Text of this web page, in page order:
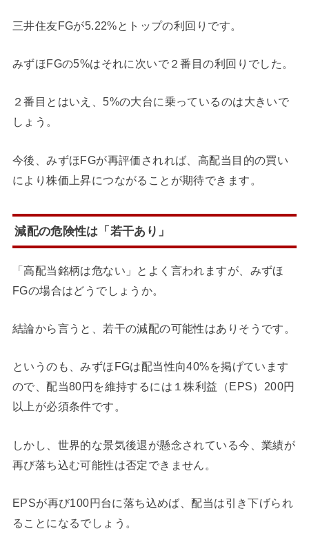
三井住友FGが5.22%とトップの利回りです。
みずほFGの5%はそれに次いで２番目の利回りでした。
２番目とはいえ、5%の大台に乗っているのは大きいで
しょう。
今後、みずほFGが再評価されれば、高配当目的の買い
により株価上昇につながることが期待できます。
減配の危険性は「若干あり」
「高配当銘柄は危ない」とよく言われますが、みずほ
FGの場合はどうでしょうか。
結論から言うと、若干の減配の可能性はありそうです。
というのも、みずほFGは配当性向40%を掲げています
ので、配当80円を維持するには１株利益（EPS）200円
以上が必須条件です。
しかし、世界的な景気後退が懸念されている今、業績が
再び落ち込む可能性は否定できません。
EPSが再び100円台に落ち込めば、配当は引き下げられ
ることになるでしょう。